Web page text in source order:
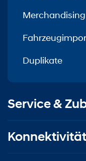
Merchandising
Duplikate
Service &
Konnektivität